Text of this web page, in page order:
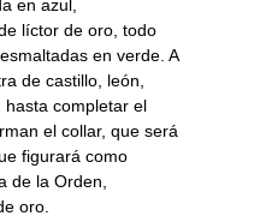
en azul,
líctor de oro, todo
en verde. A
de castillo, león,
hasta completar el
el collar, que será
figurará como
de la Orden,
oro.